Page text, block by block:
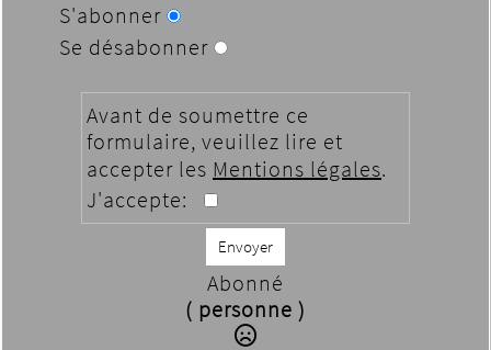
S'abonner
Se désabonner
Avant de soumettre ce
formulaire, veuillez lire et
accepter les Mentions légales.
J'accepte:
Envoyer
Abonné
( personne )